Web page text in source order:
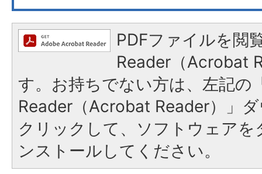
PDFファイルを閲
Reader（Acrobat
す。お持ちでない方は、左記の
Reader（Acrobat Reader）」
クリックして、ソフトウェア
ンストールしてください。